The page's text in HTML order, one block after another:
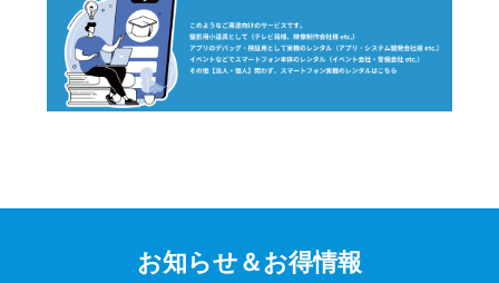
お知らせ＆お得情報